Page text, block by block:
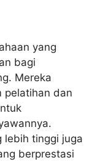
yang
bagi
Mereka
pelatihan dan
lebih tinggi juga
berprestasi